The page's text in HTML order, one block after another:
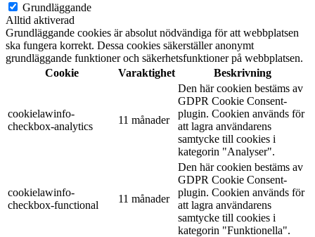
Grundläggande
Alltid aktiverad
Grundläggande cookies är absolut nödvändiga för att webbplatsen
ska fungera korrekt. Dessa cookies säkerställer anonymt
grundläggande funktioner och säkerhetsfunktioner på webbplatsen.
Cookie
Varaktighet Beskrivning
cookielawinfo-
checkbox-analytics
11 månader
Den här cookien bestäms av
GDPR Cookie Consent-
plugin. Cookien används för
att lagra användarens
samtycke till cookies i
kategorin "Analyser".
cookielawinfo-
checkbox-functional
11 månader
Den här cookien bestäms av
GDPR Cookie Consent-
plugin. Cookien används för
att lagra användarens
samtycke till cookies i
kategorin "Funktionella".